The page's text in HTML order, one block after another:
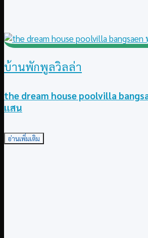
บ้านพักพูลวิลล่า
the dream house poolvilla
แสน
อ่านเพิ่มเติม